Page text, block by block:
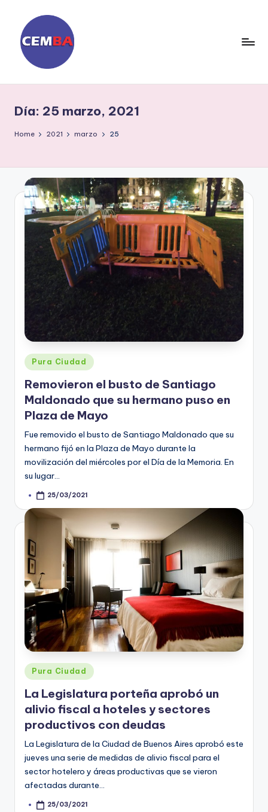
content
ri
o
E
M
B
Día: 25 marzo, 2021
Home 2021 marzo 25
Posted
in
Pura Ciudad
Removieron el busto de Santiago
Maldonado que su hermano puso en
Plaza de Mayo
Fue removido el busto de Santiago Maldonado que su
hermano fijó en la Plaza de Mayo durante la
movilización del miércoles por el Día de la Memoria. En
su lugar…
Posted25/03/2021
Posted
in
Pura Ciudad
La Legislatura porteña aprobó un
alivio fiscal a hoteles y sectores
productivos con deudas
La Legislatura de la Ciudad de Buenos Aires aprobó este
jueves una serie de medidas de alivio fiscal para el
sector hotelero y áreas productivas que se vieron
afectadas durante…
Posted25/03/2021